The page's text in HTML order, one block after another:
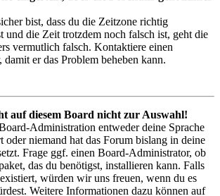
bist, dass du die Zeitzone richtig
und die Zeit trotzdem noch falsch ist, geht die
vermutlich falsch. Kontaktiere einen
er das Problem beheben kann.
auf diesem Board nicht zur Auswahl!
Administration entweder deine Sprache
oder niemand hat das Forum bislang in deine
Frage ggf. einen Board-Administrator, ob
das du benötigst, installieren kann. Falls
würden wir uns freuen, wenn du es
Weitere Informationen dazu können auf